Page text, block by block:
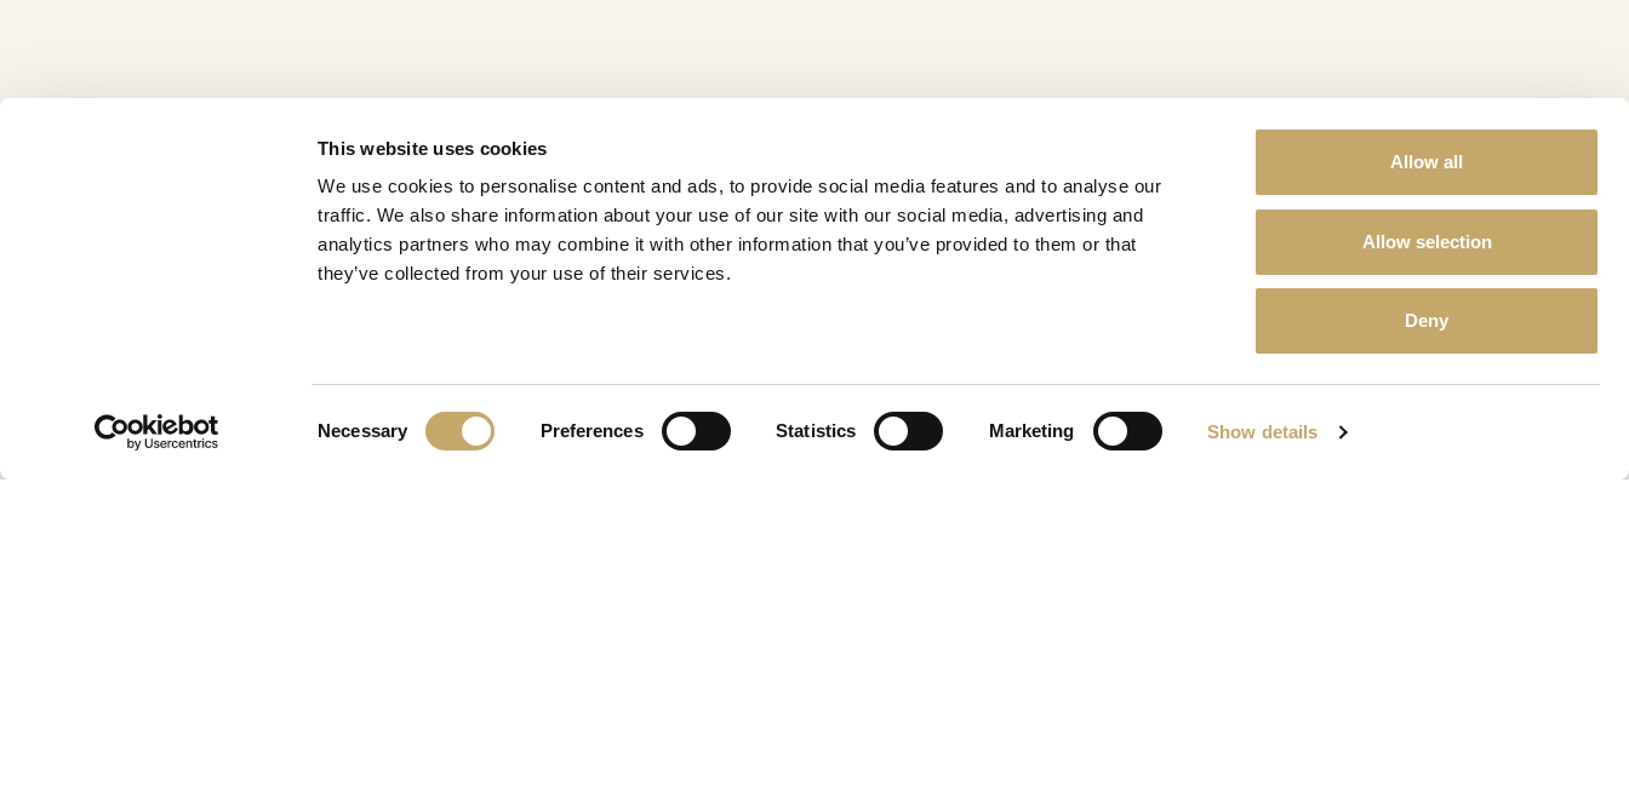
This website uses cookies
We use cookies to personalise content and ads, to provide social media features and to analyse our
traffic. We also share information about your use of our site with our social media, advertising and
analytics partners who may combine it with other information that you’ve provided to them or that
they’ve collected from your use of their services.
Necessary Preferences Statistics Marketing Show details
Allow all
Allow selection
Deny